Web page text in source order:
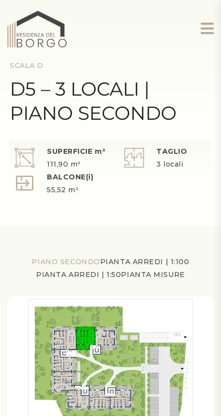
SCALA D
D5 – 3 LOCALI |
PIANO SECONDO
SUPERFICIE m²
111,90 m²
TAGLIO
3 locali
BALCONE(i)
55,52 m²
PIANO SECONDOPIANTA ARREDI | 1:100
PIANTA ARREDI | 1:50PIANTA MISURE